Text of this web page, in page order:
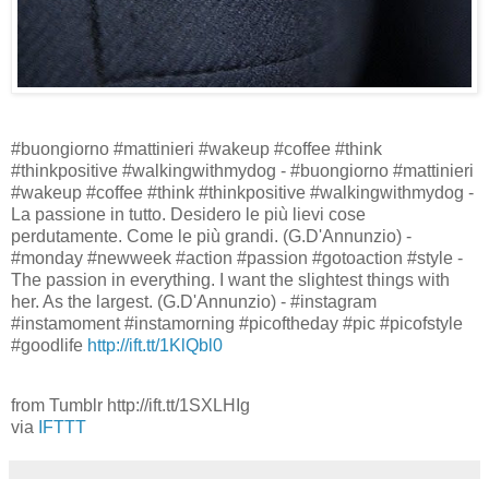
#buongiorno #mattinieri #wakeup #coffee #think
#thinkpositive #walkingwithmydog - #buongiorno #mattinieri
#wakeup #coffee #think #thinkpositive #walkingwithmydog -
La passione in tutto. Desidero le più lievi cose
perdutamente. Come le più grandi. (G.D'Annunzio) -
#monday #newweek #action #passion #gotoaction #style -
The passion in everything. I want the slightest things with
her. As the largest. (G.D'Annunzio) - #instagram
#instamoment #instamorning #picoftheday #pic #picofstyle
#goodlife http://ift.tt/1KlQbl0
from Tumblr http://ift.tt/1SXLHIg
via IFTTT